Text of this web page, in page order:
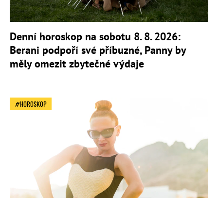
Denní horoskop na sobotu 8. 8. 2026:
Berani podpoří své příbuzné, Panny by
měly omezit zbytečné výdaje
HOROSKOP